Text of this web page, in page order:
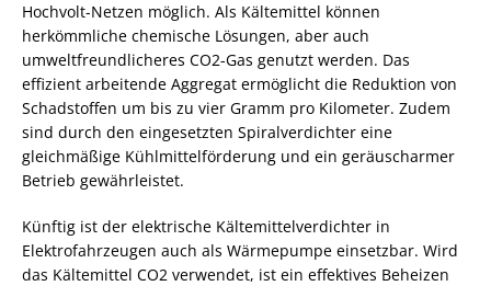
Hochvolt-Netzen möglich. Als Kältemittel können
herkömmliche chemische Lösungen, aber auch
umweltfreundlicheres CO2-Gas genutzt werden. Das
effizient arbeitende Aggregat ermöglicht die Reduktion von
Schadstoffen um bis zu vier Gramm pro Kilometer. Zudem
sind durch den eingesetzten Spiralverdichter eine
gleichmäßige Kühlmittelförderung und ein geräuscharmer
Betrieb gewährleistet.
Künftig ist der elektrische Kältemittelverdichter in
Elektrofahrzeugen auch als Wärmepumpe einsetzbar. Wird
das Kältemittel CO2 verwendet, ist ein effektives Beheizen